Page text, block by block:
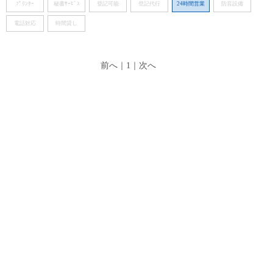
ﾌﾟﾘﾝﾀｰ 秘書ｻｰﾋﾞｽ 登記可能 登記代行 24時間営業 防音設備
電話対応 時間貸し
前へ｜ 1 次へ